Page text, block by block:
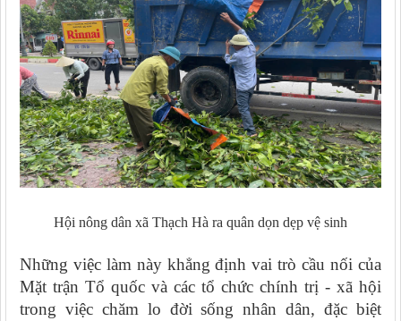
Hội nông dân xã Thạch Hà ra quân dọn dẹp vệ sinh
Những việc làm này khẳng định vai trò cầu nối của
Mặt trận Tổ quốc và các tổ chức chính trị - xã hội
trong việc chăm lo đời sống nhân dân, đặc biệt